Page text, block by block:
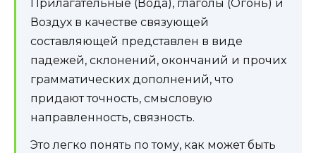
Прилагательные (Вода), глаголы (Огонь) и
Воздух в качестве связующей
составляющей представлен в виде
падежей, склонений, окончаний и прочих
грамматических дополнений, что
придают точность, смысловую
направленность, связность.
Это легко понять по тому, как может быть